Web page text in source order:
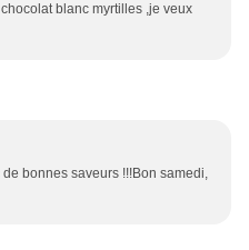
blanc myrtilles ,je veux
bonnes saveurs !!!Bon samedi,